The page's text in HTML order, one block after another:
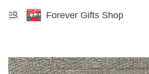
Forever Gifts Shop